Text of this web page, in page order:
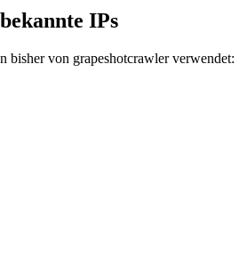
IPs
bisher von grapeshotcrawler verwendet: